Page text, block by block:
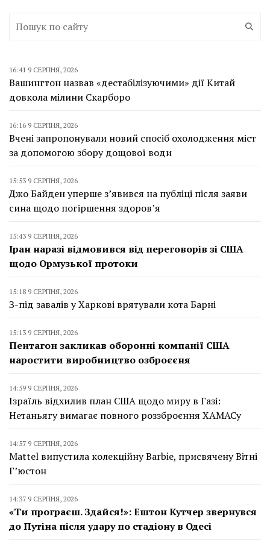
16:41 9 СЕРПНЯ, 2026
Вашингтон назвав «дестабілізуючими» дії Китай
довкола мілини Скарборо
16:16 9 СЕРПНЯ, 2026
Вчені запропонували новий спосіб охолодження міст
за допомогою збору дощової води
15:53 9 СЕРПНЯ, 2026
Джо Байден уперше з’явився на публіці після заяви
сина щодо погіршення здоров’я
15:43 9 СЕРПНЯ, 2026
Іран наразі відмовився від переговорів зі США
щодо Ормузької протоки
15:18 9 СЕРПНЯ, 2026
З-під завалів у Харкові врятували кота Барні
15:13 9 СЕРПНЯ, 2026
Пентагон закликав оборонні компанії США
наростити виробництво озброєєня
14:59 9 СЕРПНЯ, 2026
Ізраїль відхилив план США щодо миру в Газі:
Нетаньягу вимагає повного роззброєння ХАМАСу
14:57 9 СЕРПНЯ, 2026
Mattel випустила колекційну Barbie, присвячену Вітні
Г’юстон
14:37 9 СЕРПНЯ, 2026
«Ти програєш. Здайся!»: Ештон Кутчер звернувся
до Путіна після удару по стадіону в Одесі